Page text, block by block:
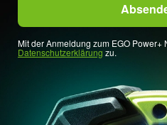
Mit der Anmeldung zum EGO
Datenschutzerklärung zu.